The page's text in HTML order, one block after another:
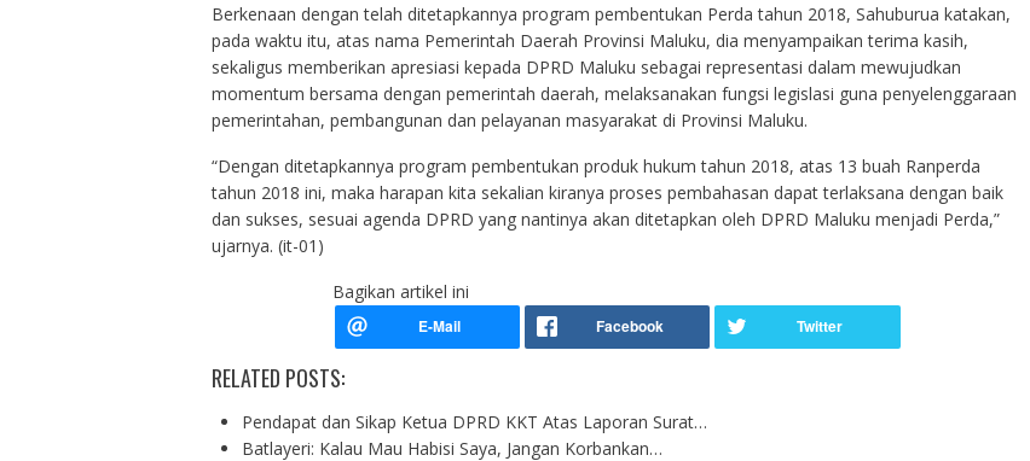
Berkenaan dengan telah ditetapkannya program pembentukan Perda tahun 2018, Sahuburua katakan,
pada waktu itu, atas nama Pemerintah Daerah Provinsi Maluku, dia menyampaikan terima kasih,
sekaligus memberikan apresiasi kepada DPRD Maluku sebagai representasi dalam mewujudkan
momentum bersama dengan pemerintah daerah, melaksanakan fungsi legislasi guna penyelenggaraan
pemerintahan, pembangunan dan pelayanan masyarakat di Provinsi Maluku.
“Dengan ditetapkannya program pembentukan produk hukum tahun 2018, atas 13 buah Ranperda
tahun 2018 ini, maka harapan kita sekalian kiranya proses pembahasan dapat terlaksana dengan baik
dan sukses, sesuai agenda DPRD yang nantinya akan ditetapkan oleh DPRD Maluku menjadi Perda,”
ujarnya. (it-01)
Bagikan artikel ini
RELATED POSTS:
Pendapat dan Sikap Ketua DPRD KKT Atas Laporan Surat…
Batlayeri: Kalau Mau Habisi Saya, Jangan Korbankan…